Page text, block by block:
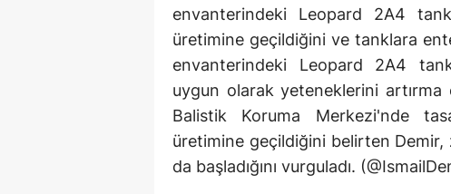
envanterindeki Leopard 2A4
üretimine geçildiğini ve tanklara
envanterindeki Leopard 2A4
uygun olarak yeteneklerini artırma
Balistik Koruma Merkezi'nde
üretimine geçildiğini belirten
da başladığını vurguladı.